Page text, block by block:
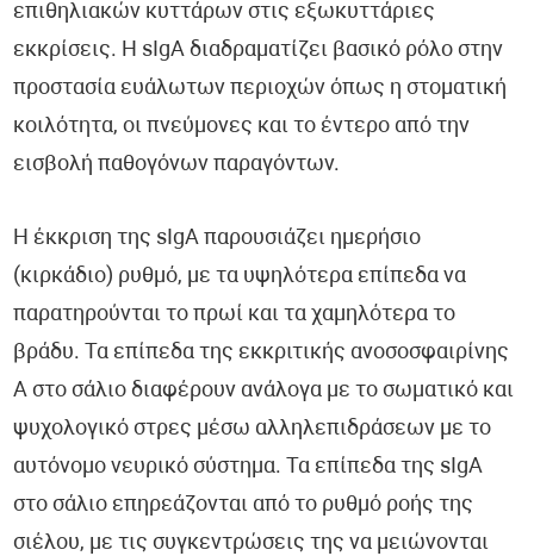
επιθηλιακών κυττάρων στις εξωκυττάριες
εκκρίσεις. Η sIgA διαδραματίζει βασικό ρόλο στην
προστασία ευάλωτων περιοχών όπως η στοματική
κοιλότητα, οι πνεύμονες και το έντερο από την
εισβολή παθογόνων παραγόντων.
Η έκκριση της sIgA παρουσιάζει ημερήσιο
(κιρκάδιο) ρυθμό, με τα υψηλότερα επίπεδα να
παρατηρούνται το πρωί και τα χαμηλότερα το
βράδυ. Τα επίπεδα της εκκριτικής ανοσοσφαιρίνης
Α στο σάλιο διαφέρουν ανάλογα με το σωματικό και
ψυχολογικό στρες μέσω αλληλεπιδράσεων με το
αυτόνομο νευρικό σύστημα. Τα επίπεδα της sIgA
στο σάλιο επηρεάζονται από το ρυθμό ροής της
σιέλου, με τις συγκεντρώσεις της να μειώνονται